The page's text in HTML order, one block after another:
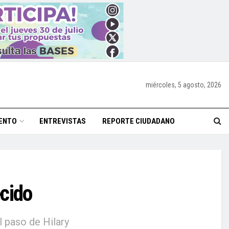
miércoles, 5 agosto, 2026
ENTREVISTAS REPORTE CIUDADANO
paso de Hilary